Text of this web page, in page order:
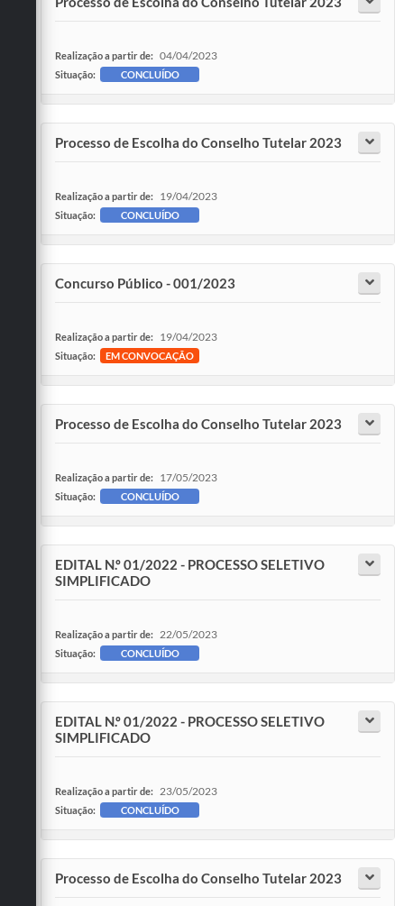
Realização a partir de: 04/04/2023
Situação: CONCLUÍDO
Processo de Escolha do Conselho Tutelar 2023
Realização a partir de: 19/04/2023
Situação: CONCLUÍDO
Concurso Público - 001/2023
Realização a partir de: 19/04/2023
Situação: EM CONVOCAÇÃO
Processo de Escolha do Conselho Tutelar 2023
Realização a partir de: 17/05/2023
Situação: CONCLUÍDO
EDITAL N.º 01/2022 - PROCESSO SELETIVO
SIMPLIFICADO
Realização a partir de: 22/05/2023
Situação: CONCLUÍDO
EDITAL N.º 01/2022 - PROCESSO SELETIVO
SIMPLIFICADO
Realização a partir de: 23/05/2023
Situação: CONCLUÍDO
Processo de Escolha do Conselho Tutelar 2023